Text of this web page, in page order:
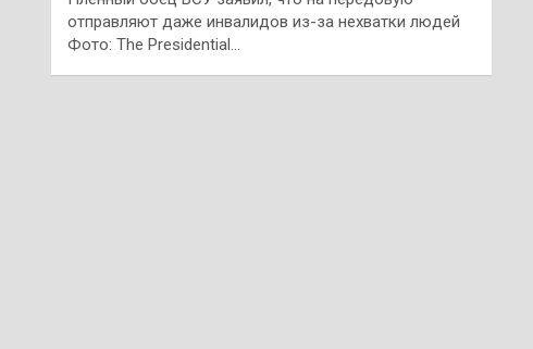
отправляют даже инвалидов из-за нехватки людей
Фото: The Presidential…